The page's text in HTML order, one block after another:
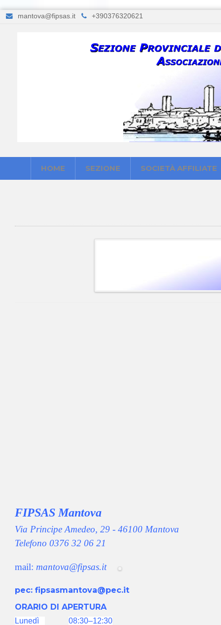
mantova@fipsas.it +390376320621
HOME SEZIONE SOCIETÀ AFFILIATE
FIPSAS Mantova
Via Principe Amedeo, 29 - 46100 Mantova
Telefono 0376 32 06 21
mail: mantova@fipsas.it
pec: fipsasmantova@pec.it
ORARIO DI APERTURA
Lunedì 08:30–12:30